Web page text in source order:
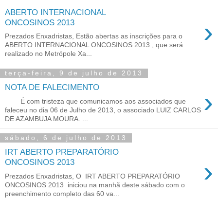
ABERTO INTERNACIONAL
›
Prezados Enxadristas, Estão abertas as inscrições para o
ABERTO INTERNACIONAL ONCOSINOS 2013 , que será
realizado no Metrópole Xa...
terça-feira, 9 de julho de 2013
NOTA DE FALECIMENTO ›
É com tristeza que comunicamos aos associados que
faleceu no dia 06 de Julho de 2013, o associado LUIZ CARLOS
DE AZAMBUJA MOURA. ...
sábado, 6 de julho de 2013
IRT ABERTO PREPARATÓRIO
›
Prezados Enxadristas, O IRT ABERTO PREPARATÓRIO
ONCOSINOS 2013 iniciou na manhã deste sábado com o
preenchimento completo das 60 va...